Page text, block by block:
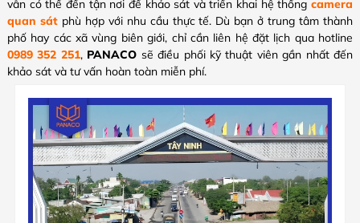
vẫn có thể đến tận nơi để khảo sát và triển khai hệ thống camera
quan sátphù hợp với nhu cầu thực tế. Dù bạn ở trung tâm thành
phố hay các xã vùng biên giới, chỉ cần liên hệ đặt lịch qua hotline
0989 352 251, PANACO sẽ điều phối kỹ thuật viên gần nhất đến
khảo sát và tư vấn hoàn toàn miễn phí.